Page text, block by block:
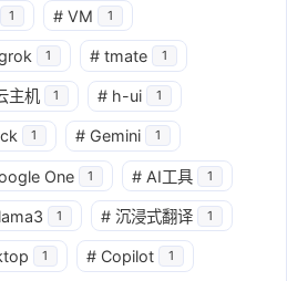
1 # VM 1
1 # tmate 1
主机 1 # h-ui 1
1 # Gemini 1
One 1 # AI工具 1
1 # 沉浸式翻译 1
1 # Copilot 1